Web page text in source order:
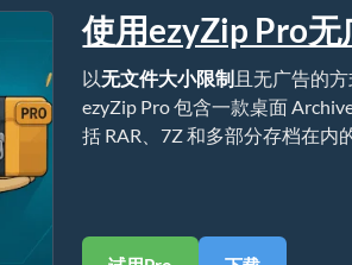
使用ezyZip Pro无
以无文件大小限制且无广告的
ezyZip Pro 包含一款桌面
括 RAR、7Z 和多部分存档在内